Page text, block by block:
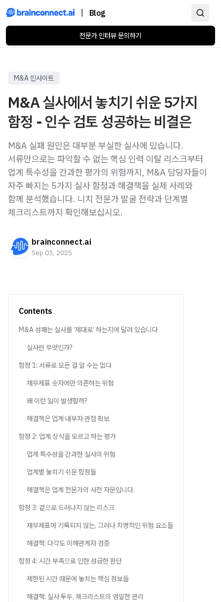
Blog
전문가 인터뷰 문의하기
M&A 인사이트
M&A 실사에서 놓치기 쉬운 5가지
함정 - 인수 검토 성공하는 비결은
M&A 실패 원인은 대부분 부실한 실사에 있습니다.
서류만으로는 파악할 수 없는 핵심 인력 이탈 리스크부터
업계 특수성을 간과한 평가의 위험까지, M&A 담당자들이
자주 빠지는 5가지 실사 함정과 해결책을 실제 사례와
함께 분석했습니다. 니치 전문가 발굴 전략과 단계별
체크리스트까지 확인해보십시오.
brainconnect.ai
Sep 03, 2025
Contents
M&A 성패는 실사를 ‘제대로’ 하는지에 달려 있습니다
실사란 무엇인가?
함정 1: 서류로 모든 걸 알 수는 없다
재무제표 숫자에만 의존하는 위험
왜 이런 일이 발생할까?
해결책은 업계 내부자 관점 확보
함정 2: 업계 상식을 모르고 하는 평가
업계 특수성을 간과한 실사의 위험
업계별 놓치기 쉬운 함정들
해결책은 업계 전문가의 사전 자문입니다.
함정 3: 겉으로 드러나지 않는 리스크
재무제표에 기록되지 않는, 그러나 치명적인 위험 요소들
해결책: 다각도 이해관계자 검증
함정 4: 시간 부족으로 인한 성급한 판단
제한된 시간 때문에 놓치는 핵심 정보들
해결책: 실사 투두, 체크리스트의 엄밀한 관리